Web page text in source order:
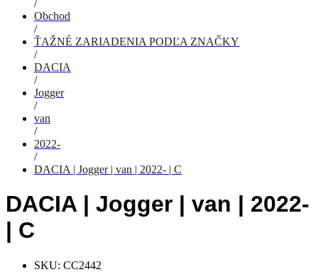
/
Obchod
/
ŤAŽNÉ ZARIADENIA PODĽA ZNAČKY
/
DACIA
/
Jogger
/
van
/
2022-
/
DACIA | Jogger | van | 2022- | C
DACIA | Jogger | van | 2022-
| C
SKU: CC2442